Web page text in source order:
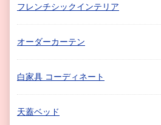
フレンチシックインテリア
オーダーカーテン
白家具 コーディネート
天蓋ベッド